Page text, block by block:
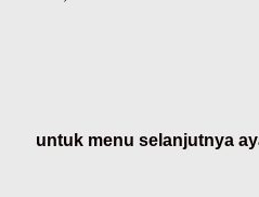
untuk menu selanjutnya